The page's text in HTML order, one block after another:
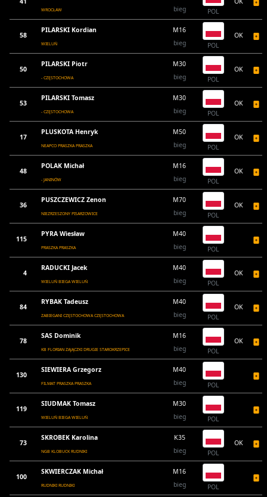
WROCŁAW bieg POL
58
PILARSKI Kordian
WIELUŃ
M16
bieg
POL
OK
50
PILARSKI Piotr
- CZĘSTOCHOWA
M30
bieg
POL
OK
53
PILARSKI Tomasz
- CZĘSTOCHOWA
M30
bieg
POL
OK
17
PLUSKOTA Henryk
NEAPCO PRASZKA PRASZKA
M50
bieg
POL
OK
48
POLAK Michał
- JANINÓW
M16
bieg
POL
OK
36
PUSZCZEWICZ Zenon
NIEZRZESZONY PISARZOWICE
M70
bieg
POL
OK
115
PYRA Wiesław
PRASZKA PRASZKA
M40
bieg
POL
4
RADUCKI Jacek
WIELUŃ BIEGA WIELUŃ
M40
bieg
POL
OK
84
RYBAK Tadeusz
ZABIEGANI CZĘSTOCHOWA CZĘSTOCHOWA
M40
bieg
POL
OK
78
SAS Dominik
KB FLORIAN ZAJĄCZKI DRUGIE STAROKRZEPICE
M16
bieg
POL
OK
130
SIEWIERA Grzegorz
FILMAT PRASZKA PRASZKA
M40
bieg
POL
119
SIUDMAK Tomasz
WIELUŃ BIEGA WIELUŃ
M30
bieg
POL
73
SKROBEK Karolina
NGB KLOBUCK RUDNIKI
K35
bieg
POL
OK
100
SKWIERCZAK Michał
RUDNIKI RUDNIKI
M16
bieg
POL